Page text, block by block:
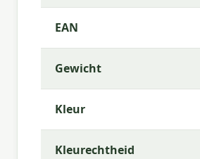
Meer informatie of
Heb je vragen over de
Madison? Neem gerust
je graag bij de keuze die het
Waarom Madison?
MetMadisonkies je voor
EAN
Gewicht
Kleur
Kleurechtheid